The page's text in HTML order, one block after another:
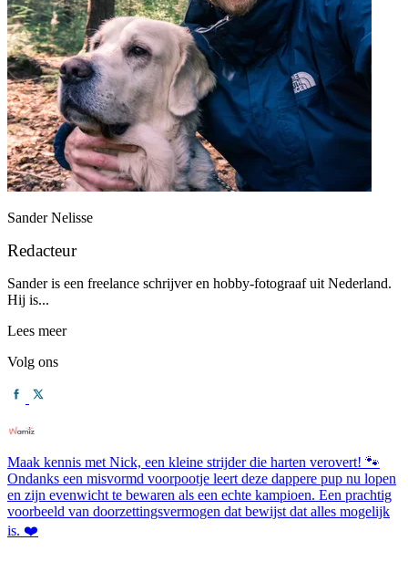
Sander Nelisse
Redacteur
Sander is een freelance schrijver en hobby-fotograaf uit Nederland.
Hij is...
Lees meer
Volg ons
Maak kennis met Nick, een kleine strijder die harten verovert! 🐾
Ondanks een misvormd voorpootje leert deze dappere pup nu lopen
en zijn evenwicht te bewaren als een echte kampioen. Een prachtig
voorbeeld van doorzettingsvermogen dat bewijst dat alles mogelijk
is. ❤️